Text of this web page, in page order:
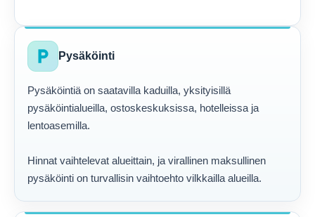
local_parking Pysäköinti
Pysäköintiä on saatavilla kaduilla, yksityisillä
pysäköintialueilla, ostoskeskuksissa, hotelleissa ja
lentoasemilla.
Hinnat vaihtelevat alueittain, ja virallinen maksullinen
pysäköinti on turvallisin vaihtoehto vilkkailla alueilla.